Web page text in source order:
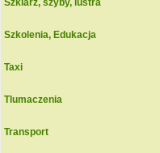
Szklarz, szyby, lustra
Szkolenia, Edukacja
Taxi
Tlumaczenia
Transport